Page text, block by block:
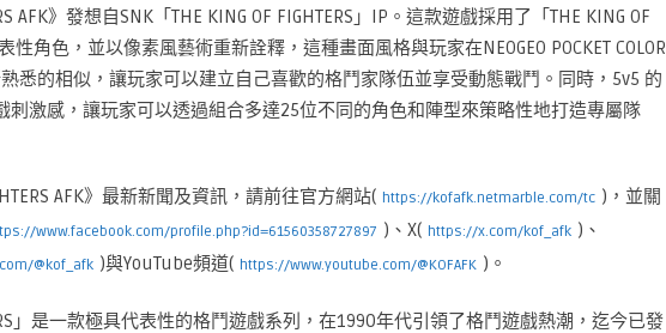
AFK》發想自SNK「THE KING OF FIGHTERS」IP。這款遊戲採用了「THE KING OF
性角色，並以像素風藝術重新詮釋，這種畫面風格與玩家在NEOGEO POCKET COLOR
熟悉的相似，讓玩家可以建立自己喜歡的格鬥家隊伍並享受動態戰鬥。同時，5v5 的
刺激感，讓玩家可以透過組合多達25位不同的角色和陣型來策略性地打造專屬隊
AFK》最新新聞及資訊，請前往官方網站( https://kofafk.netmarble.com/tc )，並關
www.facebook.com/profile.php?id=61560358727897 )、X( https://x.com/kof_afk )、
@kof_afk )與YouTube頻道( https://www.youtube.com/@KOFAFK )。
」是一款極具代表性的格鬥遊戲系列，在1990年代引領了格鬥遊戲熱潮，迄今已發